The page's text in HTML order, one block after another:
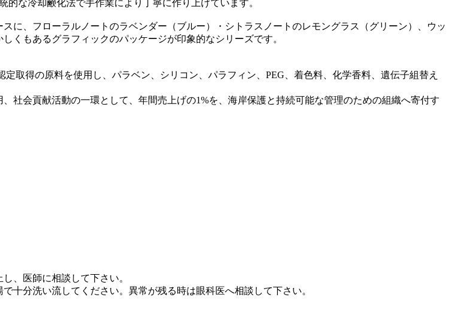
な冷却鹸化法で手作業により丁寧に作り上げています。
に、フローラルノートのラベンダー（ブルー）・シトラスノートのレモングラス（グリーン）、ウッ
くもあるグラフィックのパッケージが印象的なシリーズです。
取得の原料を使用し、パラベン、シリコン、パラフィン、PEG、着色料、化学香料、遺伝子組替え
社会貢献活動の一環として、年間売上げの1%を、海岸保護と持続可能な管理のための組織へ寄付す
、医師に相談して下さい。
十分洗い流してください。異常が残る時は眼科医へ相談して下さい。